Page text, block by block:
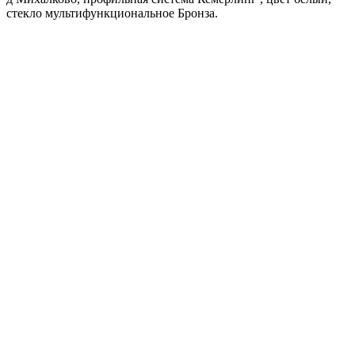
стекло мультифункциональное Бронза.